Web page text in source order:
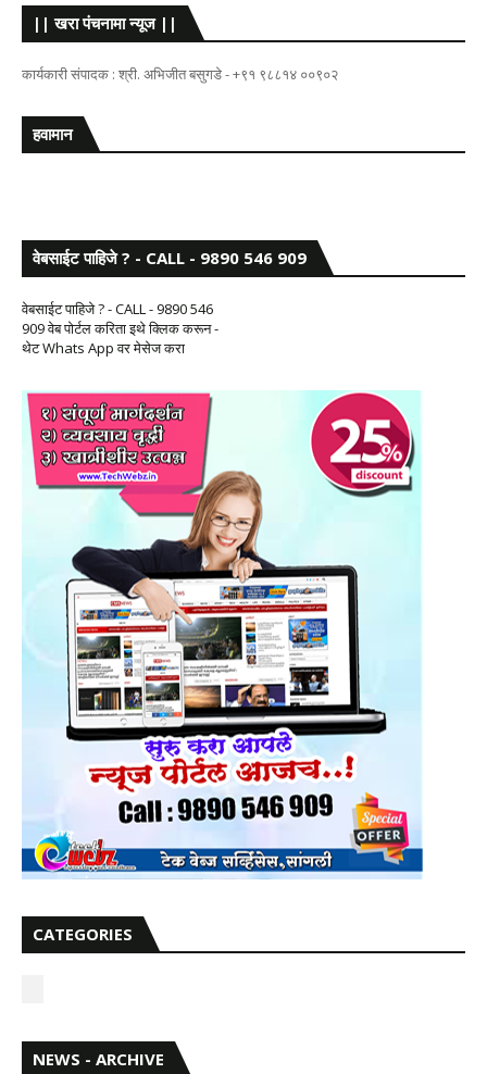
|| खरा पंचनामा न्यूज ||
कार्यकारी संपादक : श्री. अभिजीत बसुगडे - +९१ ९८८१४ ००९०२
हवामान
वेबसाईट पाहिजे ? - CALL - 9890 546 909
वेबसाईट पाहिजे ? - CALL - 9890 546
909 वेब पोर्टल करिता इथे क्लिक करून -
थेट Whats App वर मेसेज करा
CATEGORIES
NEWS - ARCHIVE